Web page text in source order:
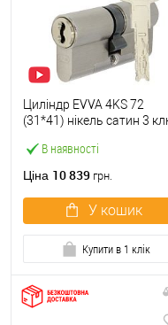
В наявності
Циліндр EVVA 4KS 72
(31*41) нікель сатин 3
Ціна 10 839 грн.
У кошик
Купити в 1 клік